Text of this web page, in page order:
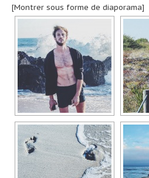
[Montrer sous forme de diaporama]